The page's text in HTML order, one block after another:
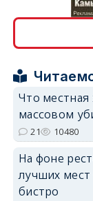
Что местная
массовом
21 10480
На фоне
лучших мест
бистро